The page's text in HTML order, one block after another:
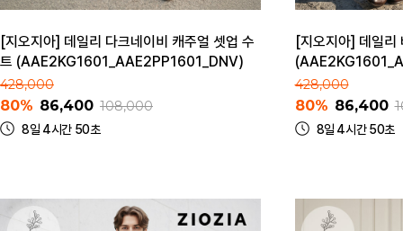
[지오지아] 데일리 다크네이비 캐주얼 셋업 수
트 (AAE2KG1601_AAE2PP1601_DNV)
428,000
80% 86,400 108,000
8일 4시간 50초
[지오지아] 데일리
428,000
80% 86,400
8일 4시간 50초